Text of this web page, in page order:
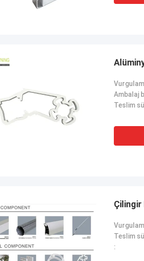
Ambalaj
Teslim
Teslim
: